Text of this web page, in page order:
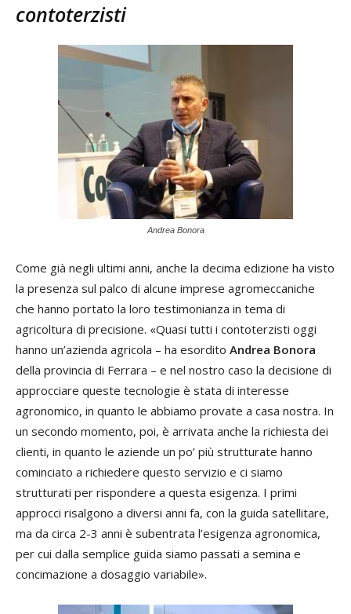
contoterzisti
Andrea Bonora
Come già negli ultimi anni, anche la decima edizione ha visto
la presenza sul palco di alcune imprese agromeccaniche
che hanno portato la loro testimonianza in tema di
agricoltura di precisione. «Quasi tutti i contoterzisti oggi
hanno un’azienda agricola – ha esordito Andrea Bonora
della provincia di Ferrara – e nel nostro caso la decisione di
approcciare queste tecnologie è stata di interesse
agronomico, in quanto le abbiamo provate a casa nostra. In
un secondo momento, poi, è arrivata anche la richiesta dei
clienti, in quanto le aziende un po’ più strutturate hanno
cominciato a richiedere questo servizio e ci siamo
strutturati per rispondere a questa esigenza. I primi
approcci risalgono a diversi anni fa, con la guida satellitare,
ma da circa 2-3 anni è subentrata l’esigenza agronomica,
per cui dalla semplice guida siamo passati a semina e
concimazione a dosaggio variabile».